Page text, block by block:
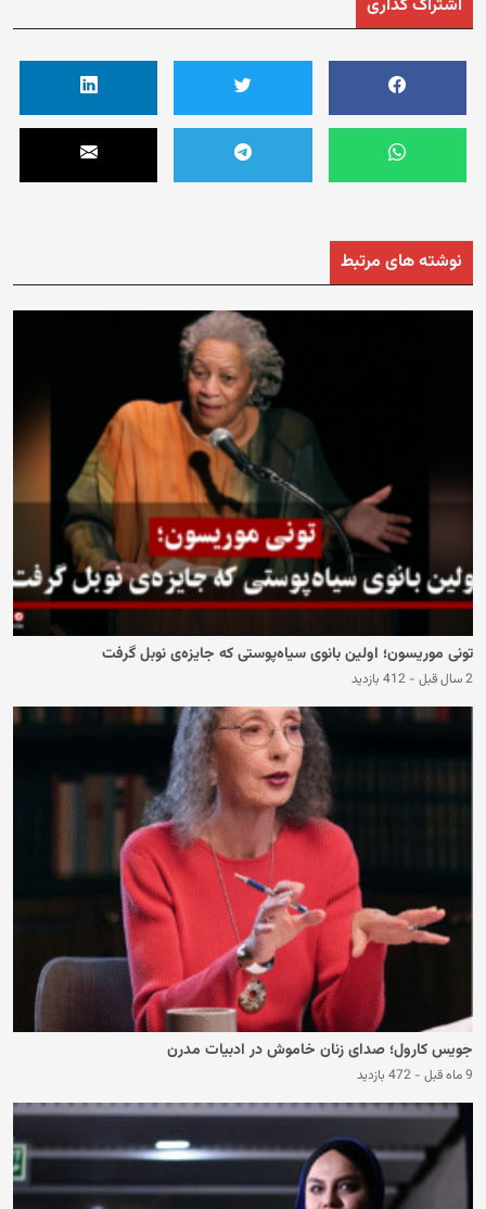
اشتراک گذاری
نوشته های مرتبط
تونی موریسون؛ اولین بانوی سیاه‌پوستی که جایزه‌ی نوبل گرفت
2 سال قبل - 412 بازدید
جویس کارول؛ صدای زنان خاموش در ادبیات مدرن
9 ماه قبل - 472 بازدید